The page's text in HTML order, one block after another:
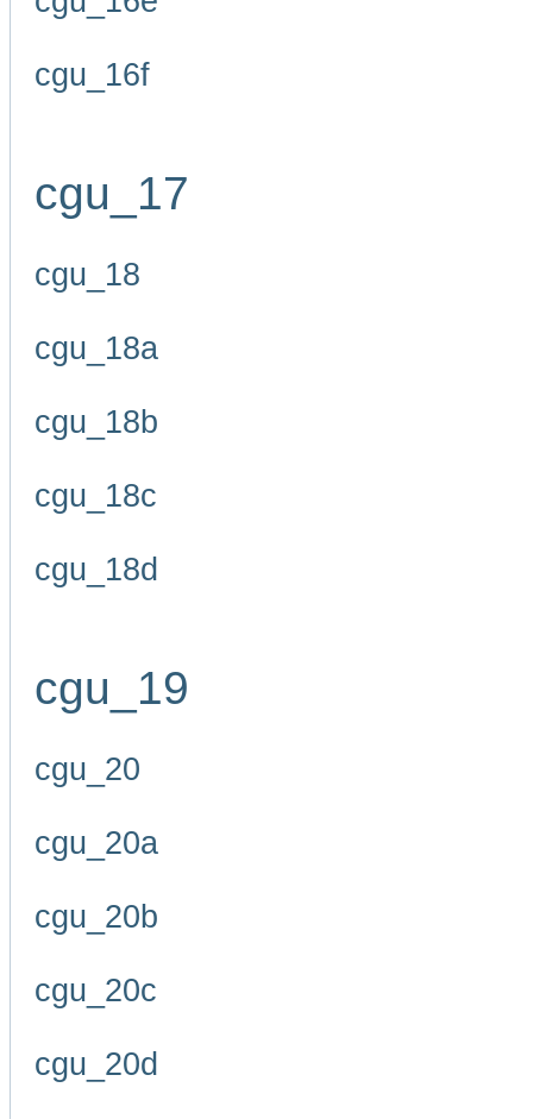
cgu_16f
cgu_17
cgu_18
cgu_18a
cgu_18b
cgu_18c
cgu_18d
cgu_19
cgu_20
cgu_20a
cgu_20b
cgu_20c
cgu_20d